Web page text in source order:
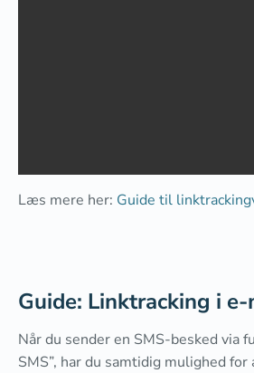
Læs mere her: Guide til
Guide: Linktracking i
Når du sender en SMS-besked via
SMS”, har du samtidig mulighed